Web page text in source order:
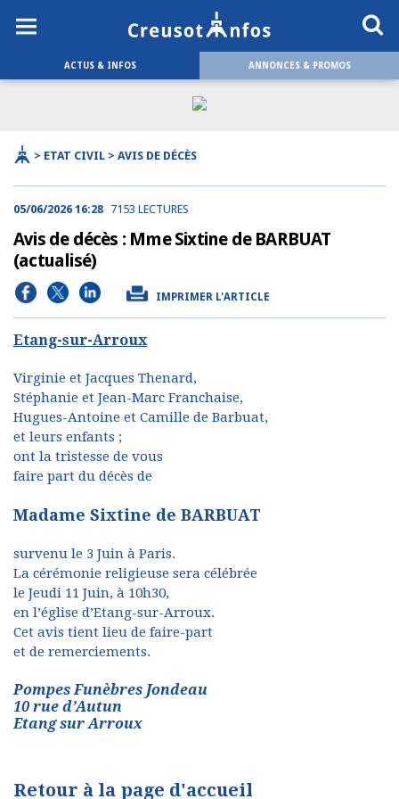
ACTUS & INFOS ANNONCES & PROMOS
> ETAT CIVIL > AVIS DE DÉCÈS
05/06/2026 16:28 7153 LECTURES
Avis de décès : Mme Sixtine de BARBUAT
(actualisé)
IMPRIMER L'ARTICLE
Etang-sur-Arroux
Virginie et Jacques Thenard,
Stéphanie et Jean-Marc Franchaise,
Hugues-Antoine et Camille de Barbuat,
et leurs enfants ;
ont la tristesse de vous
faire part du décès de
Madame Sixtine de BARBUAT
survenu le 3 Juin à Paris.
La cérémonie religieuse sera célébrée
le Jeudi 11 Juin, à 10h30,
en l’église d’Etang-sur-Arroux.
Cet avis tient lieu de faire-part
et de remerciements.
Pompes Funèbres Jondeau
10 rue d’Autun
Etang sur Arroux
Retour à la page d'accueil